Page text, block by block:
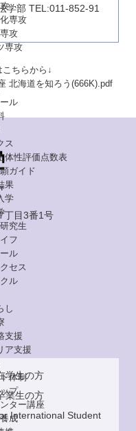
専攻
攻
専攻
ル
ス
体性評価点数表
ガイド
果
学
究生
フ
ル
セス
ル
し
支援
ア支援
体制
プ
ター講座
成
学部 TEL:011-852-91
ちらから↓
北海道を知ろう(666K).pdf
目3番1号
学生の方
業生の方
International Student